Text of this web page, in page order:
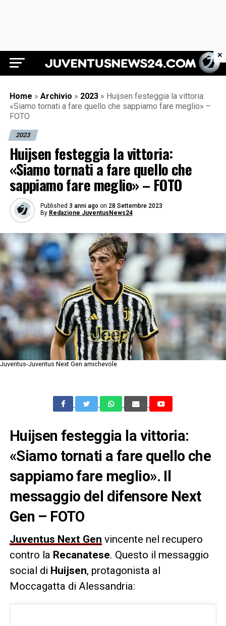
Juventus News 24
Home » Archivio » 2023 » Huijsen festeggia la vittoria:
«Siamo tornati a fare quello che sappiamo fare meglio» –
FOTO
2023
Huijsen festeggia la vittoria:
«Siamo tornati a fare quello che
sappiamo fare meglio» – FOTO
Published 3 anni ago on 28 Settembre 2023
By Redazione JuventusNews24
Juventus-Juventus Next Gen amichevole
Huijsen festeggia la vittoria:
«Siamo tornati a fare quello che
sappiamo fare meglio». Il
messaggio del difensore Next
Gen – FOTO
Juventus Next Gen vincente nel recupero
contro la Recanatese. Questo il messaggio
social di Huijsen, protagonista al
Moccagatta di Alessandria:
×